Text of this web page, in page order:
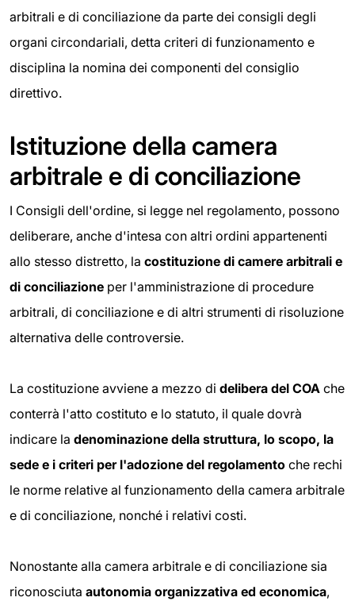
arbitrali e di conciliazione da parte dei consigli degli
organi circondariali, detta criteri di funzionamento e
disciplina la nomina dei componenti del consiglio
direttivo.
Istituzione della camera
arbitrale e di conciliazione
I Consigli dell'ordine, si legge nel regolamento, possono
deliberare, anche d'intesa con altri ordini appartenenti
allo stesso distretto, la costituzione di camere arbitrali e
di conciliazione per l'amministrazione di procedure
arbitrali, di conciliazione e di altri strumenti di risoluzione
alternativa delle controversie.
La costituzione avviene a mezzo di delibera del COA che
conterrà l'atto costituto e lo statuto, il quale dovrà
indicare la denominazione della struttura, lo scopo, la
sede e i criteri per l'adozione del regolamento che rechi
le norme relative al funzionamento della camera arbitrale
e di conciliazione, nonché i relativi costi.
Nonostante alla camera arbitrale e di conciliazione sia
riconosciuta autonomia organizzativa ed economica,